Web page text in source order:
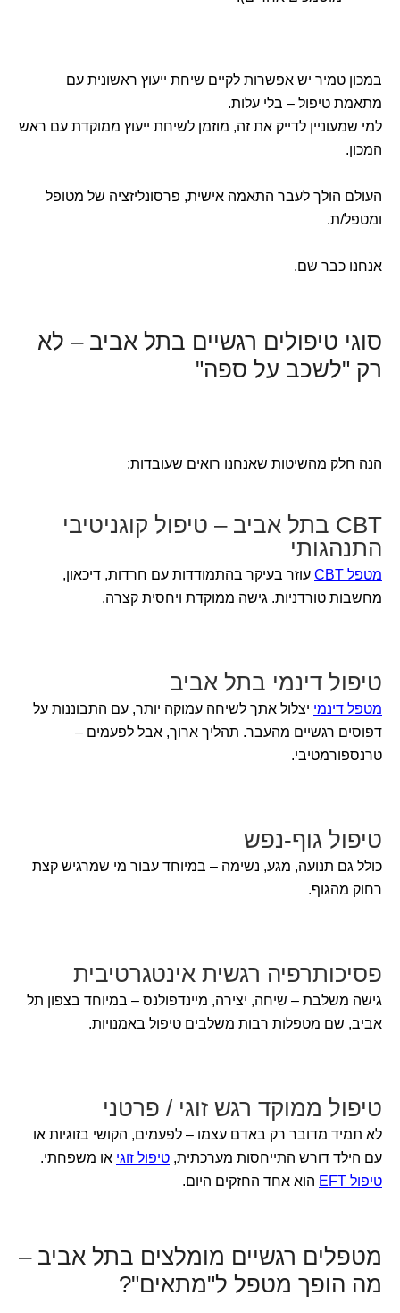
במכון טמיר יש אפשרות לקיים שיחת ייעוץ ראשונית עם
מתאמת טיפול – בלי עלות.
למי שמעוניין לדייק את זה, מוזמן לשיחת ייעוץ ממוקדת עם ראש
המכון.
העולם הולך לעבר התאמה אישית, פרסונליזציה של מטופל
ומטפל/ת.
אנחנו כבר שם.
סוגי טיפולים רגשיים בתל אביב – לא
רק "לשכב על ספה"
הנה חלק מהשיטות שאנחנו רואים שעובדות:
CBT בתל אביב – טיפול קוגניטיבי
התנהגותי
מטפל CBT
עוזר בעיקר בהתמודדות עם חרדות, דיכאון,
מחשבות טורדניות. גישה ממוקדת ויחסית קצרה.
טיפול דינמי בתל אביב
מטפל דינמי יצלול אתך לשיחה עמוקה יותר, עם התבוננות על
דפוסים רגשיים מהעבר. תהליך ארוך, אבל לפעמים –
טרנספורמטיבי.
טיפול גוף-נפש
כולל גם תנועה, מגע, נשימה – במיוחד עבור מי שמרגיש קצת
רחוק מהגוף.
פסיכותרפיה רגשית אינטגרטיבית
גישה משלבת – שיחה, יצירה, מיינדפולנס – במיוחד בצפון תל
אביב, שם מטפלות רבות משלבים טיפול באמנויות.
טיפול ממוקד רגש זוגי / פרטני
לא תמיד מדובר רק באדם עצמו – לפעמים, הקושי בזוגיות או
עם הילד דורש התייחסות מערכתית, טיפול זוגי או משפחתי.
טיפול EFT
הוא אחד החזקים היום.
מטפלים רגשיים מומלצים בתל אביב –
מה הופך מטפל ל"מתאים"?